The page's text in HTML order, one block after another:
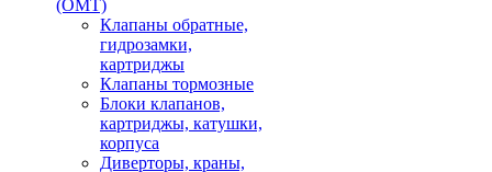
(OMT)
Клапаны обратные,
гидрозамки,
картриджы
Клапаны тормозные
Блоки клапанов,
картриджы, катушки,
корпуса
Диверторы, краны,